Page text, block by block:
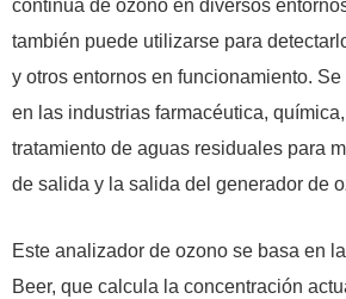
continua de ozono en diversos
también puede utilizarse para
y otros entornos en funcionamiento.
en las industrias farmacéutica,
tratamiento de aguas residuales para
de salida y la salida del generador de
Este analizador de ozono se basa en
Beer, que calcula la concentración